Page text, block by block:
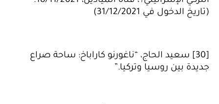
(تاريخ الدخول في 31/12/2021)
[30] سعيد الحاج، “ناغورنو كاراباخ: ساحة صراع
جديدة بين روسيا وتركيا.”